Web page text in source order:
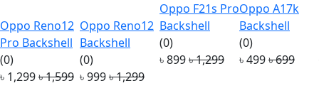
Oppo Reno12
Pro Backshell
(0)
৳ 1,299৳ 1,599
Oppo Reno12
Backshell
(0)
৳ 999৳ 1,299
Oppo F21s Pro
Backshell
(0)
৳ 899৳ 1,299
Oppo A17k
Backshell
(0)
৳ 499৳ 699